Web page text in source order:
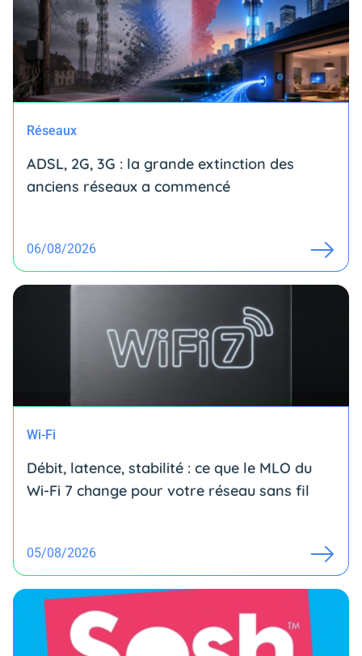
Réseaux
ADSL, 2G, 3G : la grande extinction des
anciens réseaux a commencé
06/08/2026
Wi-Fi
Débit, latence, stabilité : ce que le MLO du
Wi-Fi 7 change pour votre réseau sans fil
05/08/2026